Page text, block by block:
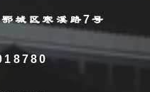
城区寒溪路7号